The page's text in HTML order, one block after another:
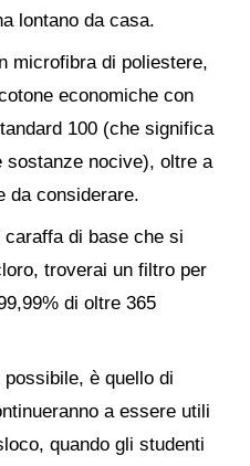
lontano da casa.
microfibra di poliestere,
economiche con
100 (che significa
sostanze nocive), oltre a
da considerare.
di base che si
troverai un filtro per
di oltre 365
possibile, è quello di
a essere utili
quando gli studenti